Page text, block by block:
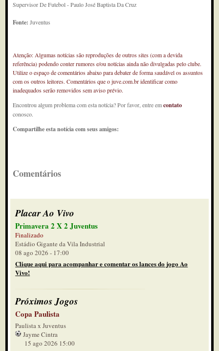
Supervisor De Futebol - Paulo José Baptista Da Cruz
Fonte:Juventus
Atenção: Algumas notícias são reproduções de outros sites (com a devida
referência) podendo conter rumores e/ou notícias ainda não divulgadas pelo clube.
Utilize o espaço de comentários abaixo para debater de forma saudável os assuntos
com os outros leitores. Comentários que o juve.com.br identificar como
inadequados serão removidos sem aviso prévio.
Encontrou algum problema com esta notícia? Por favor, entre emcontato
conosco.
Compartilhe esta notícia com seus amigos:
Comentários
Placar Ao Vivo
Primavera 2 X 2 Juventus
Finalizado
Estádio Gigante da Vila Industrial
08 ago 2026 - 17:00
Clique aqui para acompanhar e comentar os lances do jogo Ao
Vivo!
Próximos Jogos
Copa Paulista
Paulista x Juventus
Jayme Cintra
15 ago 2026 15:00